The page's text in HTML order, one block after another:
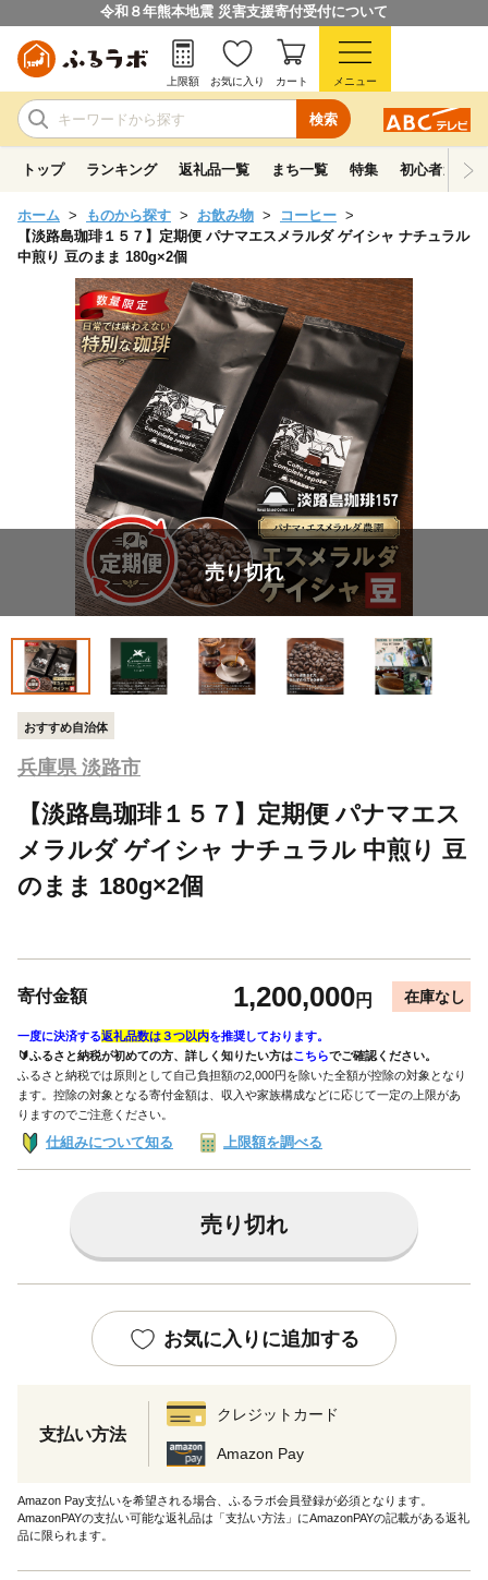
令和８年熊本地震 災害支援寄付受付について
検索
上限額 お気に入り カート メニュー
トップ ランキング 返礼品一覧 まち一覧 特集 初心者ガイド
ホーム ものから探す お飲み物
コーヒー
【淡路島珈琲１５７】定期便 パナマエスメラルダ ゲイシャ ナチュラル
中煎り 豆のまま 180g×2個
売り切れ
おすすめ自治体
兵庫県 淡路市
【淡路島珈琲１５７】定期便 パナマエス
メラルダ ゲイシャ ナチュラル 中煎り 豆
のまま 180g×2個
寄付金額 1,200,000円 在庫なし
一度に決済する返礼品数は３つ以内を推奨しております。
🔰ふるさと納税が初めての方、詳しく知りたい方はこちらでご確認ください。
ふるさと納税では原則として自己負担額の2,000円を除いた全額が控除の対象となり
ます。控除の対象となる寄付金額は、収入や家族構成などに応じて一定の上限があ
りますのでご注意ください。
仕組みについて知る 上限額を調べる
売り切れ
お気に入りに追加する
支払い方法
クレジットカード
Amazon Pay
Amazon Pay支払いを希望される場合、ふるラボ会員登録が必須となります。
AmazonPAYの支払い可能な返礼品は「支払い方法」にAmazonPAYの記載がある返礼
品に限られます。